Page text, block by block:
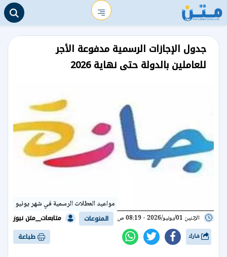
جدول الإجازات الرسمية مدفوعة الأجر
للعاملين بالدولة حتى نهاية 2026
مواعيد العطلات الرسمية في شهر يونيو
الإثنين 01/يونيو/2026 - 08:19 ص المنوعات متابعات__متن نيوز
طباعة